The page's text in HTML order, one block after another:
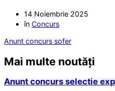
14 Noiembrie 2025
în Concurs
Anunt concurs sofer
Mai multe noutăți
Anunt concurs selectie